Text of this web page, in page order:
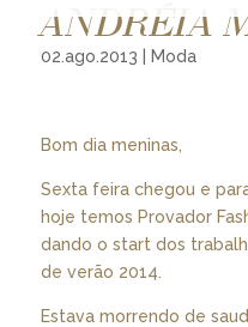
ANDRÉIA
02.ago.2013 Moda
Bom dia meninas,
Sexta feira chegou e
hoje temos Provador
dando o start dos
de verão 2014.
Estava morrendo de